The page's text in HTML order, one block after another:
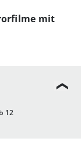
12
mit